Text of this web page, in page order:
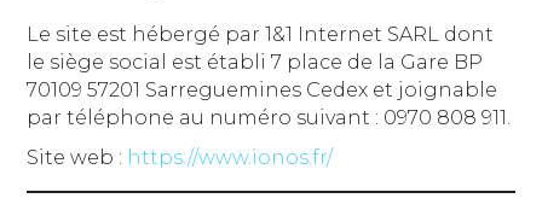
Le site est hébergé par 1&1 Internet SARL dont
le siège social est établi 7 place de la Gare BP
70109 57201 Sarreguemines Cedex et joignable
par téléphone au numéro suivant : 0970 808 911.
Site web : https://www.ionos.fr/